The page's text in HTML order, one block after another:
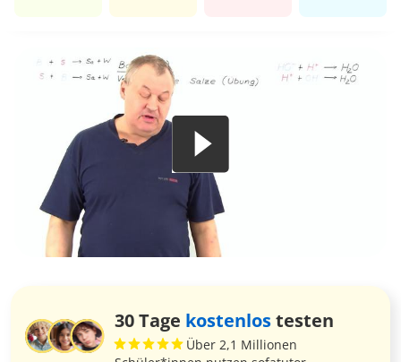
30 Tage kostenlostesten
Über 2,1 Millionen